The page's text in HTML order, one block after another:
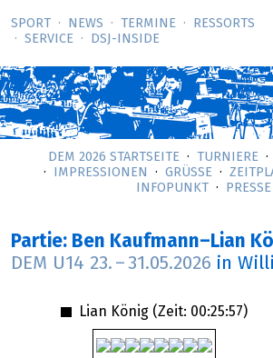
SPORT NEWS TERMINE
RESSORTS
SERVICE
DSJ-­INSIDE
DEM 2026 STARTSEITE TURNIERE
IMPRESSIONEN
GRÜSSE
INFOPUNKT
PRESSE
Partie: Ben Kaufmann–Lian
DEM U14 23. – 31.05.2026 in
Lian König (Zeit: 00:25:57)